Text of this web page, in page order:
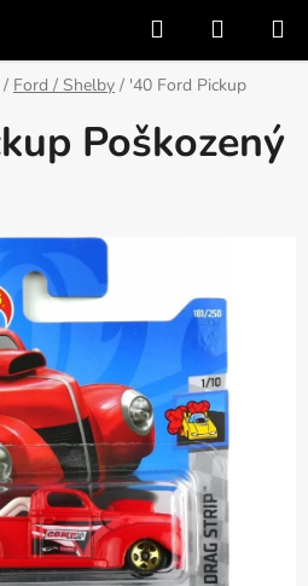
Hledat
KOŠÍK
/ Ford / Shelby / '40 Ford Pickup
Poškozený